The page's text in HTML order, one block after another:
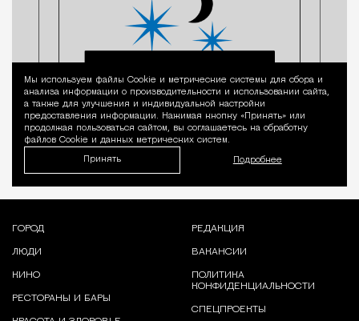
Уведомление
Мы используем файлы Сookie и метрические системы для сбора и
анализа информации о производительности и использовании сайта,
а также для улучшения и индивидуальной настройки
предоставления информации. Нажимая кнопку «Принять» или
продолжая пользоваться сайтом, вы соглашаетесь на обработку
файлов Cookie и данных метрических систем.
Принять Подробнее
ГОРОД
ЛЮДИ
КИНО
РЕСТОРАНЫ И БАРЫ
РЕДАКЦИЯ
ВАКАНСИИ
ПОЛИТИКА
КОНФИДЕНЦИАЛЬНОСТИ
СПЕЦПРОЕКТЫ